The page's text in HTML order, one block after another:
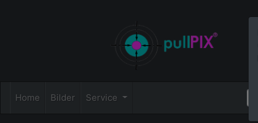
Home Bilder Service